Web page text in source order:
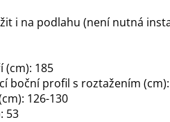
i na podlahu (není nutná
(cm): 185
boční profil s roztažením
126-130
53